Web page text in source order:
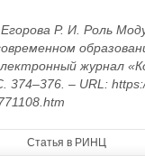
Р. И. Роль
журнал
374–376. – URL:
Статья в РИНЦ